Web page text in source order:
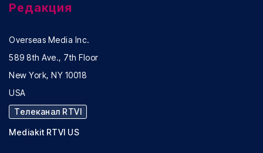
Редакция
Overseas Media Inc.
589 8th Ave., 7th Floor
New York, NY 10018
USA
Телеканал RTVI
Mediakit RTVI US